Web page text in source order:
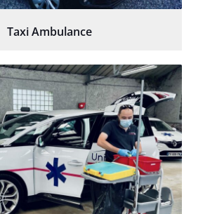
Taxi Ambulance